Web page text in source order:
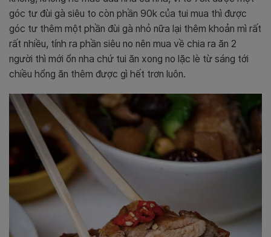
góc tư đùi gà siêu to còn phần 90k của tui mua thì được
góc tư thêm một phần đùi gà nhỏ nữa lại thêm khoản mì rất
rất nhiều, tính ra phần siêu no nên mua về chia ra ăn 2
người thì mới ổn nha chứ tui ăn xong no lặc lè từ sáng tới
chiều hổng ăn thêm được gì hết trơn luôn.